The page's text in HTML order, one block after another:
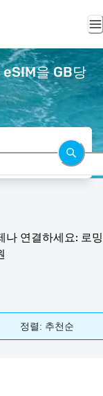
을 GB당
나 연결하세요: 로밍
정렬: 추천순